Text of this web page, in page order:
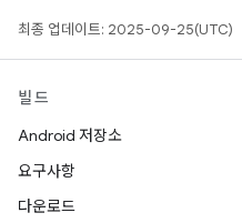
최종 업데이트: 2025-09-25(UTC)
빌드
Android 저장소
요구사항
다운로드